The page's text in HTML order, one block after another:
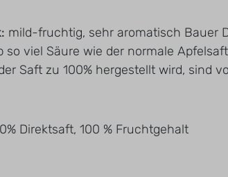
mild-fruchtig, sehr aromatisch Bauer
so viel Säure wie der normale
Saft zu 100% hergestellt wird, sind
Direktsaft, 100 % Fruchtgehalt